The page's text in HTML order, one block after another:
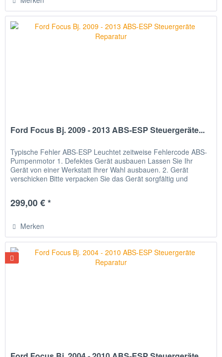
Ford Focus Bj. 2009 - 2013 ABS-ESP Steuergeräte...
Typische Fehler ABS-ESP Leuchtet zeitweise Fehlercode ABS-
Pumpenmotor 1. Defektes Gerät ausbauen Lassen Sie Ihr
Gerät von einer Werkstatt Ihrer Wahl ausbauen. 2. Gerät
verschicken Bitte verpacken Sie das Gerät sorgfältig und
299,00 € *
Merken